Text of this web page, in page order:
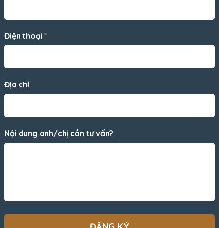
Điện thoại *
Địa chỉ
Nội dung anh/chị cần tư vấn?